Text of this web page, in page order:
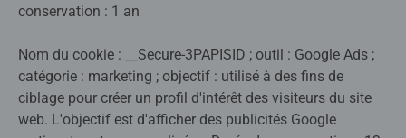
conservation : 1 an
Nom du cookie : __Secure-3PAPISID ; outil : Google Ads ;
catégorie : marketing ; objectif : utilisé à des fins de
ciblage pour créer un profil d'intérêt des visiteurs du site
web. L'objectif est d'afficher des publicités Google